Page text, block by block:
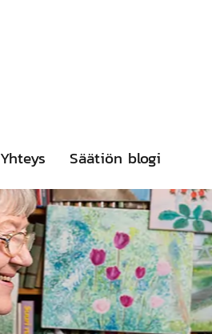
Yhteys Säätiön blogi